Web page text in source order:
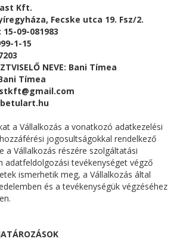
Kft.
Fecske utca 19. Fsz/2.
15-09-081983
1-15
NEVE: Bani Tímea
Tímea
a Vállalkozás a vonatkozó adatkezelési
jogosultságokkal rendelkező
a Vállalkozás részére szolgáltatási
adatfeldolgozási tevékenységet végző
ismerhetik meg, a Vállalkozás által
és a tevékenységük végzéséhez